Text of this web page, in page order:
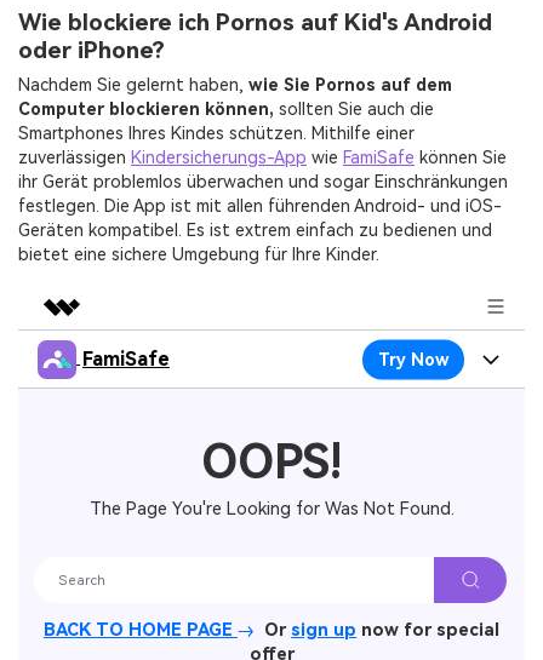
Wie blockiere ich Pornos auf Kid's Android
oder iPhone?
Nachdem Sie gelernt haben, wie Sie Pornos auf dem
Computer blockieren können, sollten Sie auch die
Smartphones Ihres Kindes schützen. Mithilfe einer
zuverlässigen Kindersicherungs-App wie FamiSafe können Sie
ihr Gerät problemlos überwachen und sogar Einschränkungen
festlegen. Die App ist mit allen führenden Android- und iOS-
Geräten kompatibel. Es ist extrem einfach zu bedienen und
bietet eine sichere Umgebung für Ihre Kinder.
Featured Products
Solutions
FamiSafe Try Now
FamiSafe
Content Safety
Location Service
Location Tracker
Screen Time
OOPS!
The Page You're Looking for Was Not Found.
BACK TO HOME PAGE Or sign up now for special
offer